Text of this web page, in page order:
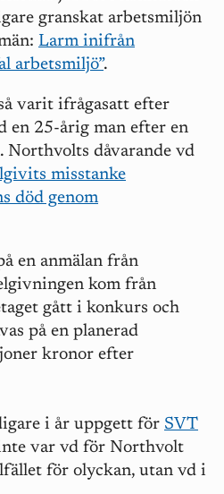
granskat arbetsmiljön
Larm inifrån
arbetsmiljö”.
varit ifrågasatt efter
en 25-årig man efter en
Northvolts dåvarande vd
misstanke
död genom
en anmälan från
kom från
gått i konkurs och
på en planerad
kronor efter
i år uppgett för SVT
var vd för Northvolt
för olyckan, utan vd i